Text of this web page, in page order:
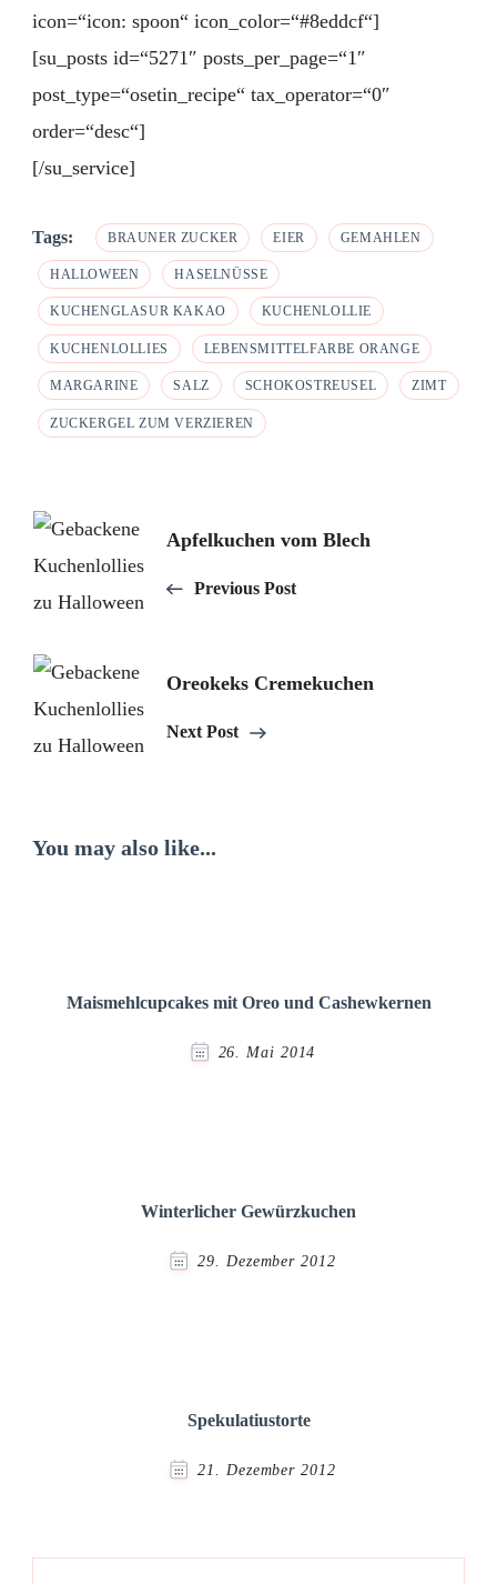
icon=“icon: spoon“ icon_color=“#8eddcf“]
[su_posts id=“5271″ posts_per_page=“1″
post_type=“osetin_recipe“ tax_operator=“0″
order=“desc“]
[/su_service]
Tags: BRAUNER ZUCKER EIER GEMAHLEN
HALLOWEEN HASELNÜSSE
KUCHENGLASUR KAKAO KUCHENLOLLIE
KUCHENLOLLIES LEBENSMITTELFARBE ORANGE
MARGARINE SALZ SCHOKOSTREUSEL ZIMT
ZUCKERGEL ZUM VERZIEREN
Post
Navigation
Apfelkuchen vom Blech
Previous Post
Oreokeks Cremekuchen
Next Post
You may also like...
Maismehlcupcakes mit Oreo und Cashewkernen
26. Mai 2014
Winterlicher Gewürzkuchen
29. Dezember 2012
Spekulatiustorte
21. Dezember 2012